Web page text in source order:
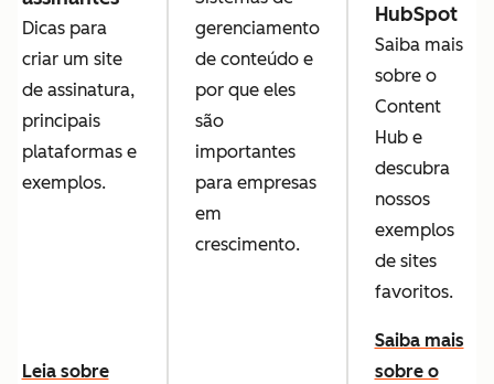
Dicas para
criar um site
de assinatura,
principais
plataformas e
exemplos.
Leia sobre
gerenciamento
de conteúdo e
por que eles
são
importantes
para empresas
em
crescimento.
HubSpot
Saiba mais
sobre o
Content
Hub e
descubra
nossos
exemplos
de sites
favoritos.
Saiba mais
sobre o